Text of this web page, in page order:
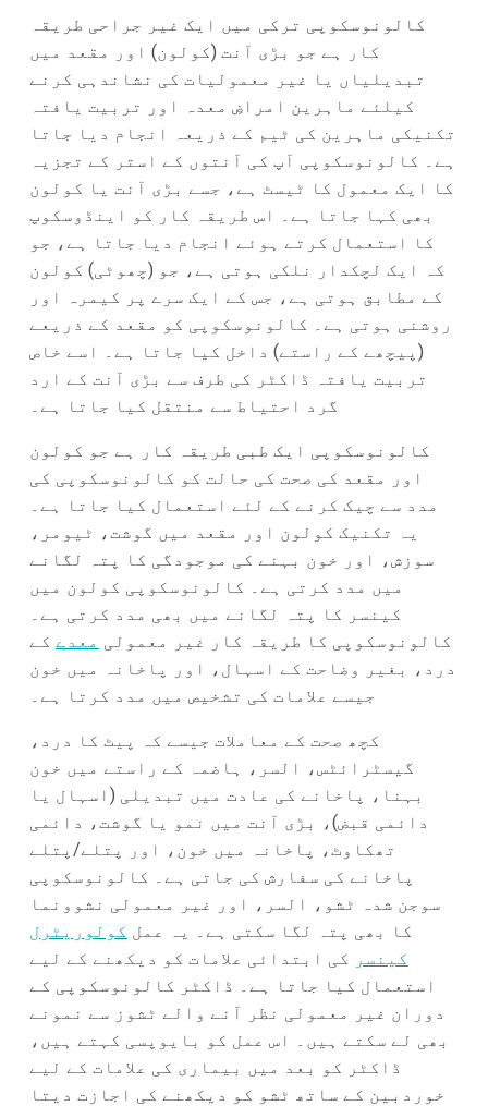
کالونوسکوپی ترکی میں ایک غیر جراحی طریقہ
کار ہے جو بڑی آنت (کولون) اور مقعد میں
تبدیلیاں یا غیر معمولیات کی نشاندہی کرنے
کیلئے ماہرین امراضِ معدہ اور تربیت یافتہ
تکنیکی ماہرین کی ٹیم کے ذریعہ انجام دیا جاتا
ہے۔ کالونوسکوپی آپ کی آنتوں کے استر کے تجزیہ
کا ایک معمول کا ٹیسٹ ہے، جسے بڑی آنت یا کولون
بھی کہا جاتا ہے۔ اس طریقہ کار کو اینڈوسکوپ
کا استعمال کرتے ہوئے انجام دیا جاتا ہے، جو
کہ ایک لچکدار نلکی ہوتی ہے، جو (چھوٹی) کولون
کے مطابق ہوتی ہے، جس کے ایک سرے پر کیمرہ اور
روشنی ہوتی ہے۔ کالونوسکوپی کو مقعد کے ذریعے
(پیچھے کے راستے) داخل کیا جاتا ہے۔ اسے خاص
تربیت یافتہ ڈاکٹر کی طرف سے بڑی آنت کے ارد
گرد احتیاط سے منتقل کیا جاتا ہے۔
کالونوسکوپی ایک طبی طریقہ کار ہے جو کولون
اور مقعد کی صحت کی حالت کو کالونوسکوپی کی
مدد سے چیک کرنے کے لئے استعمال کیا جاتا ہے۔
یہ تکنیک کولون اور مقعد میں گوشت، ٹیومر،
سوزش، اور خون بہنے کی موجودگی کا پتہ لگانے
میں مدد کرتی ہے۔ کالونوسکوپی کولون میں
کینسر کا پتہ لگانے میں بھی مدد کرتی ہے۔
کالونوسکوپی کا طریقہ کار غیر معمولی معدے کے
درد، بغیر وضاحت کے اسہال، اور پاخانہ میں خون
جیسے علامات کی تشخیص میں مدد کرتا ہے۔
کچھ صحت کے معاملات جیسے کہ پیٹ کا درد،
گیسٹرائٹس، السر، ہاضمہ کے راستے میں خون
بہنا، پاخانے کی عادت میں تبدیلی (اسہال یا
دائمی قبض)، بڑی آنت میں نمو یا گوشت، دائمی
تھکاوٹ، پاخانہ میں خون، اور پتلے/پتلے
پاخانے کی سفارش کی جاتی ہے۔ کالونوسکوپی
سوجن شدہ ٹشو، السر، اور غیر معمولی نشوونما
کا بھی پتہ لگا سکتی ہے۔ یہ عمل کولوریٹرل
کینسر کی ابتدائی علامات کو دیکھنے کے لیے
استعمال کیا جاتا ہے۔ ڈاکٹر کالونوسکوپی کے
دوران غیر معمولی نظر آنے والے ٹشوز سے نمونے
بھی لے سکتے ہیں۔ اس عمل کو بایوپسی کہتے ہیں،
ڈاکٹر کو بعد میں بیماری کی علامات کے لیے
خوردبین کے ساتھ ٹشو کو دیکھنے کی اجازت دیتا